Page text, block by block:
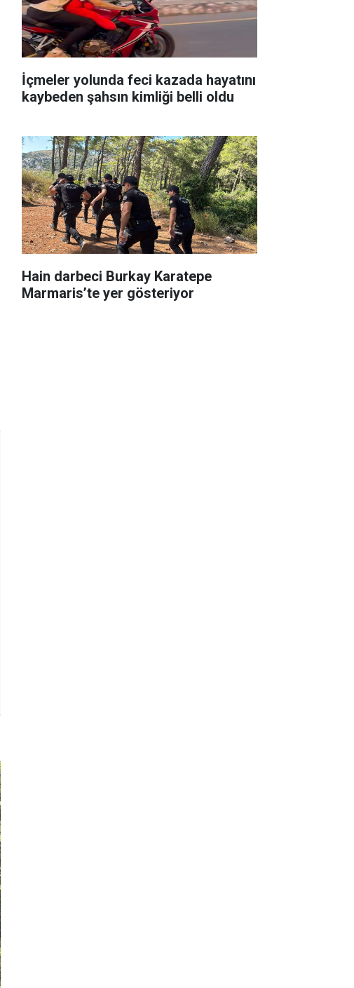
İçmeler yolunda feci kazada hayatını
kaybeden şahsın kimliği belli oldu
Hain darbeci Burkay Karatepe
Marmaris’te yer gösteriyor